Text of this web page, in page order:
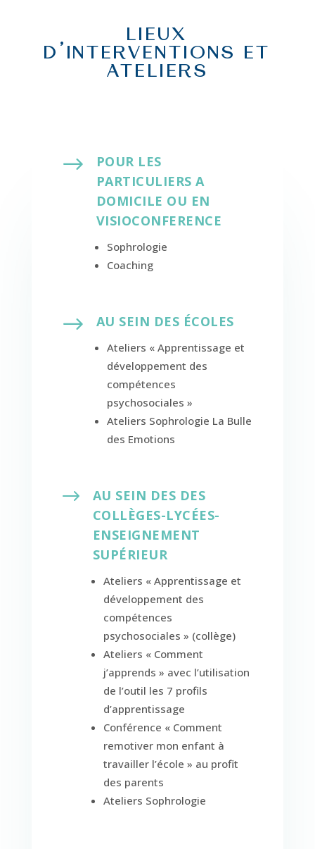
LIEUX
D’INTERVENTIONS ET
ATELIERS
$
POUR LES
PARTICULIERS A
DOMICILE OU EN
VISIOCONFERENCE
Sophrologie
Coaching
$ AU SEIN DES ÉCOLES
Ateliers « Apprentissage et
développement des
compétences
psychosociales »
Ateliers Sophrologie La Bulle
des Emotions
$
AU SEIN DES DES
COLLÈGES-LYCÉES-
ENSEIGNEMENT
SUPÉRIEUR
Ateliers « Apprentissage et
développement des
compétences
psychosociales » (collège)
Ateliers « Comment
j’apprends » avec l’utilisation
de l’outil les 7 profils
d’apprentissage
Conférence « Comment
remotiver mon enfant à
travailler l’école » au profit
des parents
Ateliers Sophrologie